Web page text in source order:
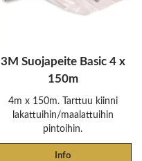
3M Suojapeite Basic 4 x
150m
4m x 150m. Tarttuu kiinni
lakattuihin/maalattuihin
pintoihin.
Info